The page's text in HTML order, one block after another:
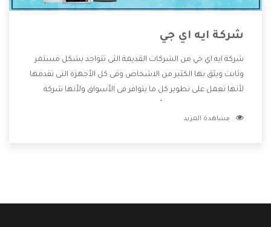
شركة ايه اي جي
شركة ايه اي جي من الشركات القديمة التى تتواجد بشكل مستمر
وثابت ويثق بها الكثير من الاشخاص وفى كل الأجهزة التى تقدمها
لأنها تعمل على تطوير كل ما يتوافر فى الأسواق ولأنها شركة
وتقدم للعملاء أقوى العروض والخصومات التى تسهل على
مشاهدة المزيد